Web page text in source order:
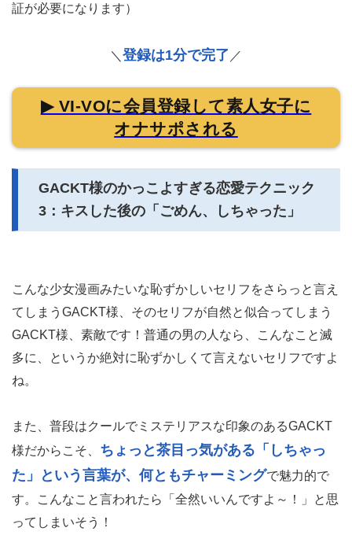
証が必要になります）
＼ 登録は1分で完了 ／
▶ VI-VOに会員登録して素人女子に
オナサポされる
GACKT様のかっこよすぎる恋愛テクニック
3：キスした後の「ごめん、しちゃった」
こんな少女漫画みたいな恥ずかしいセリフをさらっと言え
てしまうGACKT様、そのセリフが自然と似合ってしまう
GACKT様、素敵です！普通の男の人なら、こんなこと滅
多に、というか絶対に恥ずかしくて言えないセリフですよ
ね。
また、普段はクールでミステリアスな印象のあるGACKT
様だからこそ、 ちょっと茶目っ気がある「しちゃっ
た」という言葉が、何ともチャーミングで魅力的で
す。こんなこと言われたら「全然いいんですよ～！」と思
ってしまいそう！